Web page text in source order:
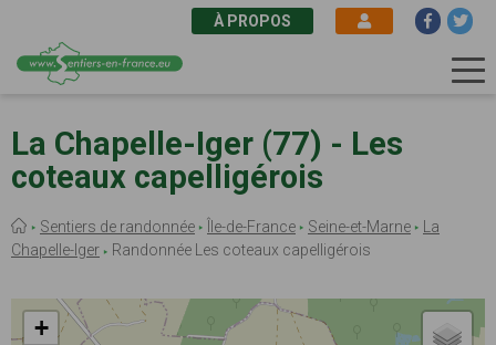
au
contenu
principal
À PROPOS
La Chapelle-Iger (77) - Les
coteaux capelligérois
Fil
d'Ariane
Sentiers de randonnée Île-de-France Seine-et-Marne
La
Chapelle-Iger
Randonnée Les coteaux capelligérois
+